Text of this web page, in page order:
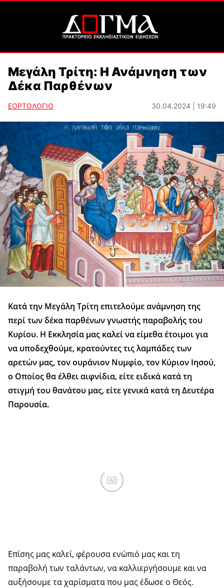
Μεγάλη Τρίτη: Η Ανάμνηση των
Δέκα Παρθένων
ΕΟΡΤΟΛΟΓΙΟ 30.04.2024 | 19:49
Κατά την Μεγάλη Τρίτη επιτελούμε ανάμνηση της
περί των δέκα παρθένων γνωστής παραβολής του
Κυρίου. Η Εκκλησία μας καλεί να είμεθα έτοιμοι για
να υποδεχθούμε, κρατούντες τις λαμπάδες των
αρετών μας, τον ουράνιον Νυμφίο, τον Κύριον Ιησού,
ο Οποίος θα έλθει αιφνίδια, είτε ειδικά κατά τη
στιγμή του θανάτου μας, είτε γενικά κατά τη Δευτέρα
Παρουσία.
Ad
Επίσης μας καλεί, φέρουσα ενώπιό μας και τη
παραβολή των ταλάντων, να καλλιεργήσουμε και να
αυξήσουμε τα χαρίσματα που μας έδωσε ο Θεός.